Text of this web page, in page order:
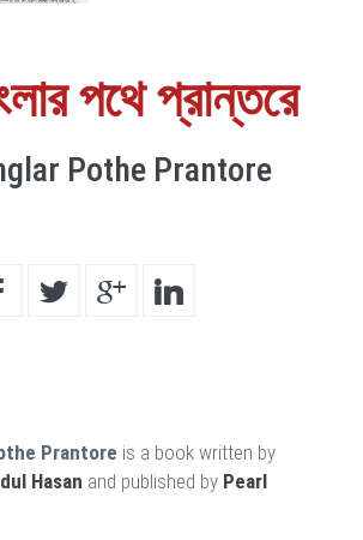
পথে প্রান্তরে
Pothe Prantore
Prantore is a book written by
Hasan and published by Pearl